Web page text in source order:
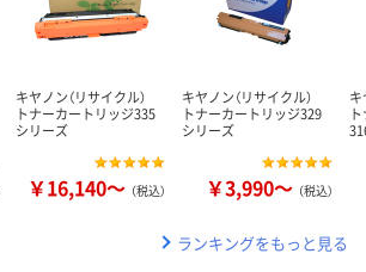
キヤノン（リサイクル）
トナーカートリッジ335
シリーズ
￥16,140～ （税込）
キヤノン（リサイクル）
トナーカートリッジ329
シリーズ
￥3,990～ （税込）
ランキングをもっと見る